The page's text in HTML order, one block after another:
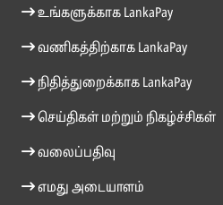
உங்களுக்காக LankaPay
வணிகத்திற்காக LankaPay
நிதித்துறைக்காக LankaPay
செய்திகள் மற்றும் நிகழ்ச்சிகள்
வலைப்பதிவு
எமது அடையாளம்